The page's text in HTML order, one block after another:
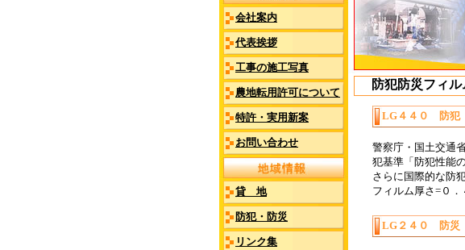
会社案内
代表挨拶
工事の施工写真
農地転用許可について
特許・実用新案
お問い合わせ
貸 地
防犯・防災
リンク集
防犯防災フィル
LG４４０ 防犯
警察庁・国土交通
犯基準「防犯性能
さらに国際的な防
フィルム厚さ=０．
LG２４０ 防災